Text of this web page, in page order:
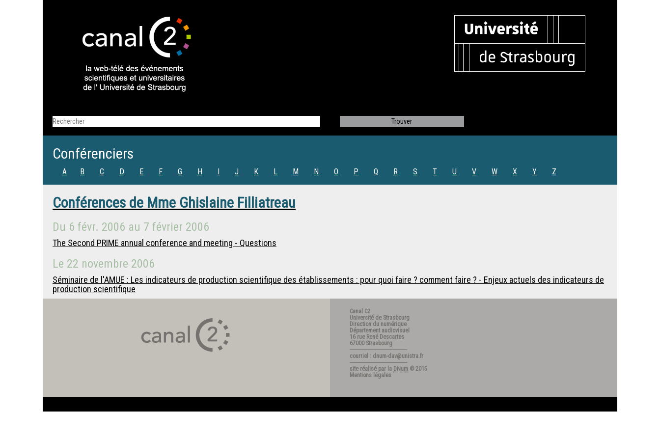
Conférenciers
A B C D E F G H I J K L M N O P Q R S T U V W X Y Z
Conférences de Mme Ghislaine Filliatreau
Du 6 févr. 2006 au 7 février 2006
The Second PRIME annual conference and meeting - Questions
Le 22 novembre 2006
Séminaire de l'AMUE : Les indicateurs de production scientifique des établissements : pour quoi faire ? comment faire ? - Enjeux actuels des indicateurs de
production scientifique
Canal C2
Université de Strasbourg
Direction du numérique
Département audiovisuel
16 rue René Descartes
67000 Strasbourg
---------------------------------------
courriel : dnum-dav@unistra.fr
---------------------------------------
site réalisé par la DNum © 2015
Mentions légales